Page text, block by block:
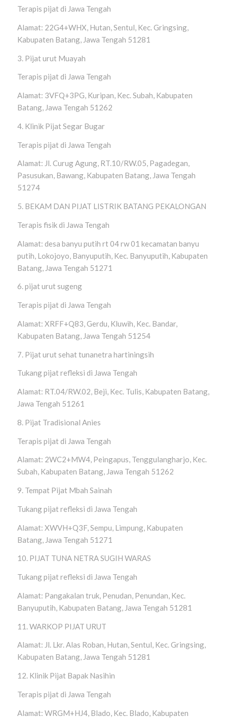
Terapis pijat di Jawa Tengah
Alamat: 22G4+WHX, Hutan, Sentul, Kec. Gringsing,
Kabupaten Batang, Jawa Tengah 51281
3. Pijat urut Muayah
Terapis pijat di Jawa Tengah
Alamat: 3VFQ+3PG, Kuripan, Kec. Subah, Kabupaten
Batang, Jawa Tengah 51262
4. Klinik Pijat Segar Bugar
Terapis pijat di Jawa Tengah
Alamat: Jl. Curug Agung, RT.10/RW.05, Pagadegan,
Pasusukan, Bawang, Kabupaten Batang, Jawa Tengah
51274
5. BEKAM DAN PIJAT LISTRIK BATANG PEKALONGAN
Terapis fisik di Jawa Tengah
Alamat: desa banyu putih rt 04 rw 01 kecamatan banyu
putih, Lokojoyo, Banyuputih, Kec. Banyuputih, Kabupaten
Batang, Jawa Tengah 51271
6. pijat urut sugeng
Terapis pijat di Jawa Tengah
Alamat: XRFF+Q83, Gerdu, Kluwih, Kec. Bandar,
Kabupaten Batang, Jawa Tengah 51254
7. Pijat urut sehat tunanetra hartiningsih
Tukang pijat refleksi di Jawa Tengah
Alamat: RT.04/RW.02, Beji, Kec. Tulis, Kabupaten Batang,
Jawa Tengah 51261
8. Pijat Tradisional Anies
Terapis pijat di Jawa Tengah
Alamat: 2WC2+MW4, Peingapus, Tenggulangharjo, Kec.
Subah, Kabupaten Batang, Jawa Tengah 51262
9. Tempat Pijat Mbah Sainah
Tukang pijat refleksi di Jawa Tengah
Alamat: XWVH+Q3F, Sempu, Limpung, Kabupaten
Batang, Jawa Tengah 51271
10. PIJAT TUNA NETRA SUGIH WARAS
Tukang pijat refleksi di Jawa Tengah
Alamat: Pangakalan truk, Penudan, Penundan, Kec.
Banyuputih, Kabupaten Batang, Jawa Tengah 51281
11. WARKOP PIJAT URUT
Alamat: Jl. Lkr. Alas Roban, Hutan, Sentul, Kec. Gringsing,
Kabupaten Batang, Jawa Tengah 51281
12. Klinik Pijat Bapak Nasihin
Terapis pijat di Jawa Tengah
Alamat: WRGM+HJ4, Blado, Kec. Blado, Kabupaten